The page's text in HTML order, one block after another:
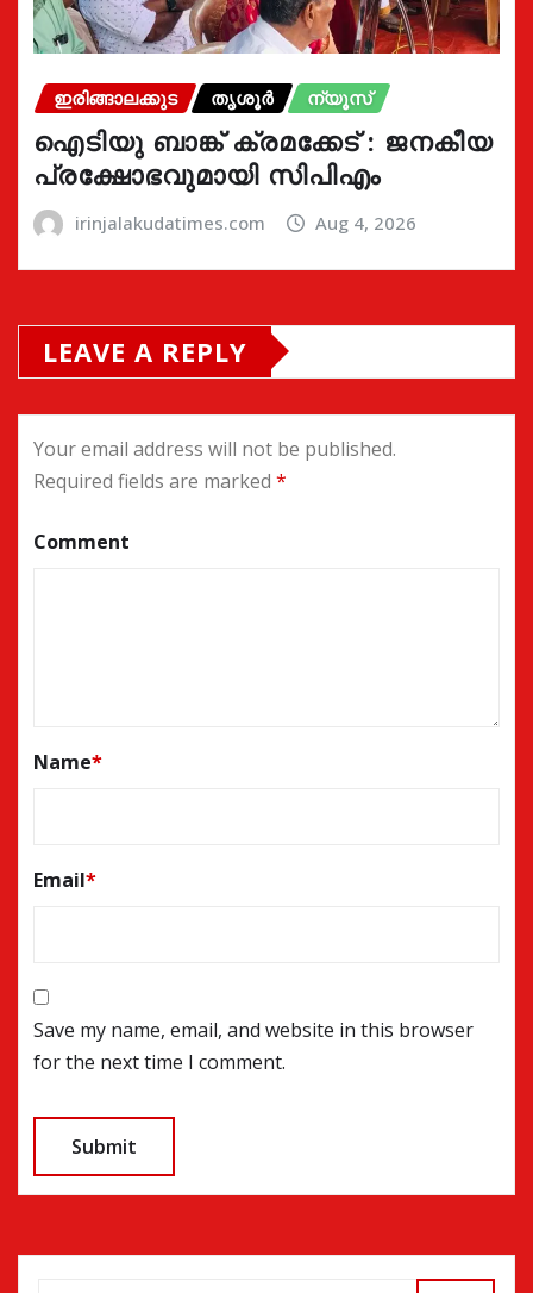
ഇരിങ്ങാലക്കുട തൃശൂർ ന്യൂസ്
ഐടിയു ബാങ്ക് ക്രമക്കേട് : ജനകീയ
പ്രക്ഷോഭവുമായി സിപിഎം
irinjalakudatimes.com Aug 4, 2026
LEAVE A REPLY
Your email address will not be published.
Required fields are marked *
Comment
Name*
Email*
Save my name, email, and website in this browser
for the next time I comment.